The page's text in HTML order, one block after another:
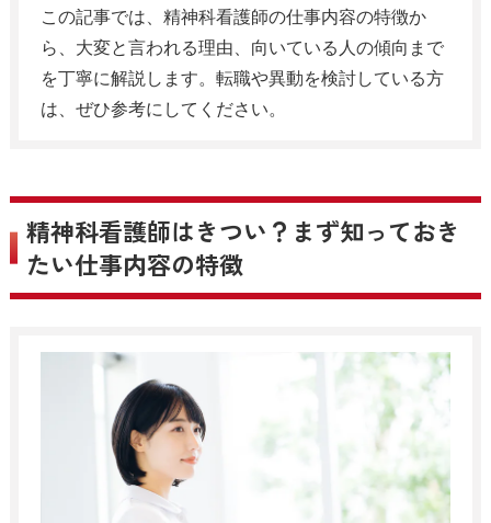
この記事では、精神科看護師の仕事内容の特徴か
ら、大変と言われる理由、向いている人の傾向まで
を丁寧に解説します。転職や異動を検討している方
は、ぜひ参考にしてください。
精神科看護師はきつい？まず知っておき
たい仕事内容の特徴